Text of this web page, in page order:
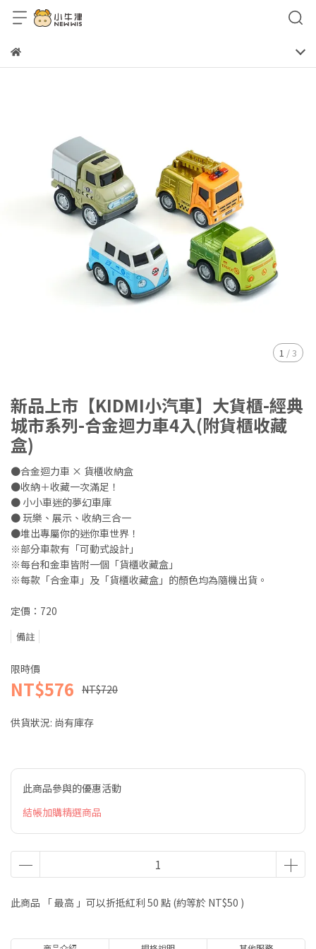
1 /3
新品上市【KIDMI小汽車】大貨櫃-經典
城市系列-合金迴力車4入(附貨櫃收藏
盒)
●合金迴力車 × 貨櫃收納盒
●收納＋收藏一次滿足！
● 小小車迷的夢幻車庫
● 玩樂、展示、收納三合一
●堆出專屬你的迷你車世界！
※部分車款有「可動式設計」
※每台和金車皆附一個「貨櫃收藏盒」
※每款「合金車」及「貨櫃收藏盒」的顏色均為隨機出貨。
定價：720
備註
限時價
NT$576 NT$720
供貨狀況: 尚有庫存
此商品參與的優惠活動
結帳加購精選商品
此商品 「 最高 」可以折抵紅利 50 點 (約等於 NT$50 )